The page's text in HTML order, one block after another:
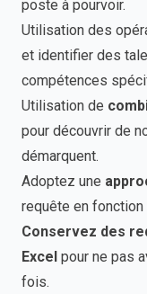
poste à pourvoir.
Utilisation des
et identifier des
compétences
Utilisation de
pour découvrir de
démarquent.
Adoptez une
requête en
Conservez des
Excel pour ne pas
fois.